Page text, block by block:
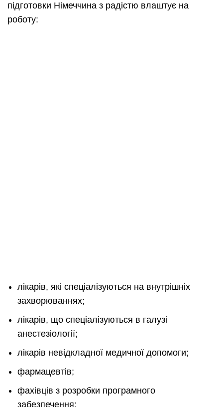
підготовки Німеччина з радістю влаштує на
роботу:
лікарів, які спеціалізуються на внутрішніх
захворюваннях;
лікарів, що спеціалізуються в галузі
анестезіології;
лікарів невідкладної медичної допомоги;
фармацевтів;
фахівців з розробки програмного
забезпечення;